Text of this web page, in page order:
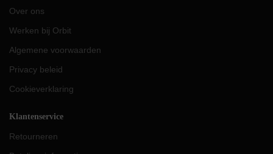
Over ons
Werken bij Orbit
Algemene voorwaarden
Privacy beleid
Cookieverklaring
Klantenservice
Retourneren